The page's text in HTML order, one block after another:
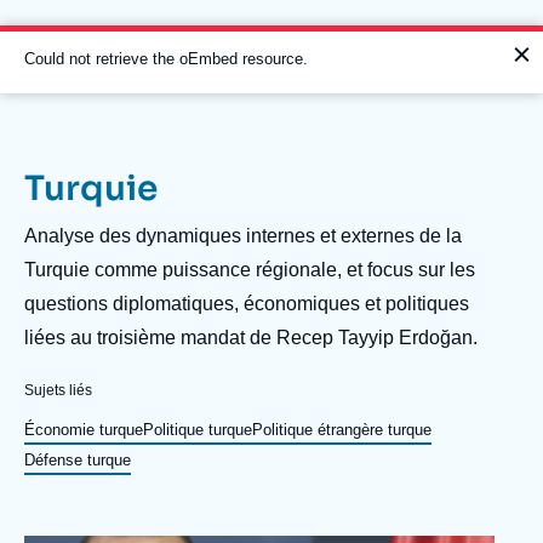
au
contenu
principal
Navigation
principale
L'Ifri
Analyses
Événements
À propos de l'Ifri
L'Ifri en bref Proche-Orient
Message
d'erreur
Could not retrieve the oEmbed resource.
Turquie
Description
Analyse des dynamiques internes et externes de la
Turquie comme puissance régionale, et focus sur les
questions diplomatiques, économiques et politiques
liées au troisième mandat de Recep Tayyip Erdoğan.
Sujets liés
Économie turquePolitique turquePolitique étrangère turque
Défense turque